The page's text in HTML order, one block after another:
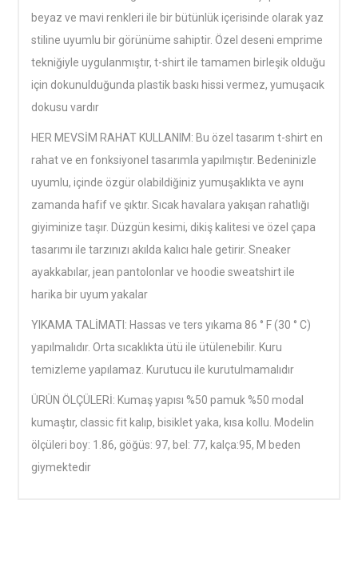
beyaz ve mavi renkleri ile bir bütünlük içerisinde olarak yaz
stiline uyumlu bir görünüme sahiptir. Özel deseni emprime
tekniğiyle uygulanmıştır, t-shirt ile tamamen birleşik olduğu
için dokunulduğunda plastik baskı hissi vermez, yumuşacık
dokusu vardır
HER MEVSİM RAHAT KULLANIM: Bu özel tasarım t-shirt en
rahat ve en fonksiyonel tasarımla yapılmıştır. Bedeninizle
uyumlu, içinde özgür olabildiğiniz yumuşaklıkta ve aynı
zamanda hafif ve şıktır. Sıcak havalara yakışan rahatlığı
giyiminize taşır. Düzgün kesimi, dikiş kalitesi ve özel çapa
tasarımı ile tarzınızı akılda kalıcı hale getirir. Sneaker
ayakkabılar, jean pantolonlar ve hoodie sweatshirt ile
harika bir uyum yakalar
YIKAMA TALİMATI: Hassas ve ters yıkama 86 ° F (30 ° C)
yapılmalıdır. Orta sıcaklıkta ütü ile ütülenebilir. Kuru
temizleme yapılamaz. Kurutucu ile kurutulmamalıdır
ÜRÜN ÖLÇÜLERİ: Kumaş yapısı %50 pamuk %50 modal
kumaştır, classic fit kalıp, bisiklet yaka, kısa kollu. Modelin
ölçüleri boy: 1.86, göğüs: 97, bel: 77, kalça:95, M beden
giymektedir